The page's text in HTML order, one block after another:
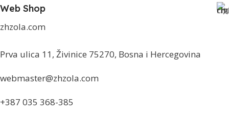
Web Shop
zhzola.com
Prva ulica 11, Živinice 75270, Bosna i Hercegovina
webmaster@zhzola.com
+387 035 368-385